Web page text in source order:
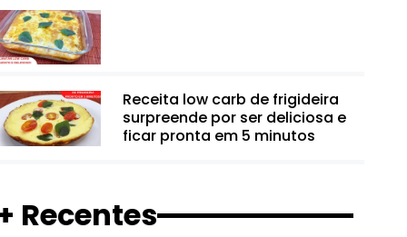
Receita low carb de frigideira
surpreende por ser deliciosa e
ficar pronta em 5 minutos
Recentes